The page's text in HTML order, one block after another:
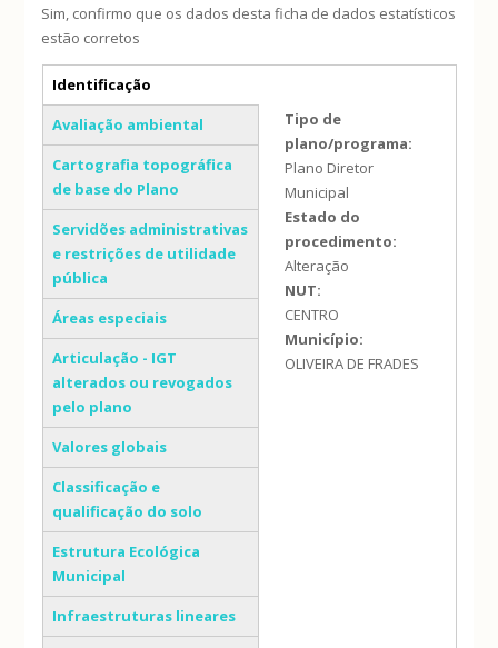
Sim, confirmo que os dados desta ficha de dados estatísticos
estão corretos
Separadores verticais
Identificação
(separador ativo)
Avaliação ambiental
Cartografia topográfica
de base do Plano
Servidões administrativas
e restrições de utilidade
pública
Áreas especiais
Articulação - IGT
alterados ou revogados
pelo plano
Valores globais
Classificação e
qualificação do solo
Estrutura Ecológica
Municipal
Infraestruturas lineares
Tipo de
plano/programa:
Plano Diretor
Municipal
Estado do
procedimento:
Alteração
NUT:
CENTRO
Município:
OLIVEIRA DE FRADES